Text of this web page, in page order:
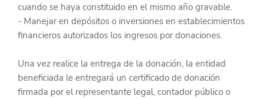
cuando se haya constituido en el mismo año gravable.
- Manejar en depósitos o inversiones en establecimientos
financieros autorizados los ingresos por donaciones.
Una vez realice la entrega de la donación, la entidad
beneficiada le entregará un certificado de donación
firmada por el representante legal, contador público o